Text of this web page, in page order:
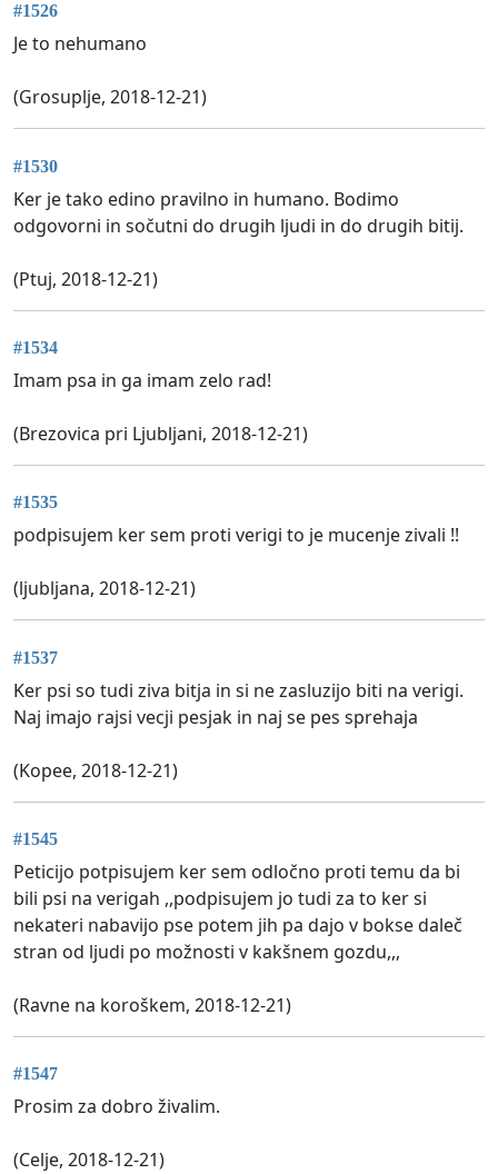
#1526
Je to nehumano
(Grosuplje, 2018-12-21)
#1530
Ker je tako edino pravilno in humano. Bodimo
odgovorni in sočutni do drugih ljudi in do drugih bitij.
(Ptuj, 2018-12-21)
#1534
Imam psa in ga imam zelo rad!
(Brezovica pri Ljubljani, 2018-12-21)
#1535
podpisujem ker sem proti verigi to je mucenje zivali !!
(ljubljana, 2018-12-21)
#1537
Ker psi so tudi ziva bitja in si ne zasluzijo biti na verigi.
Naj imajo rajsi vecji pesjak in naj se pes sprehaja
(Kopee, 2018-12-21)
#1545
Peticijo potpisujem ker sem odločno proti temu da bi
bili psi na verigah ,,podpisujem jo tudi za to ker si
nekateri nabavijo pse potem jih pa dajo v bokse daleč
stran od ljudi po možnosti v kakšnem gozdu,,,
(Ravne na koroškem, 2018-12-21)
#1547
Prosim za dobro živalim.
(Celje, 2018-12-21)